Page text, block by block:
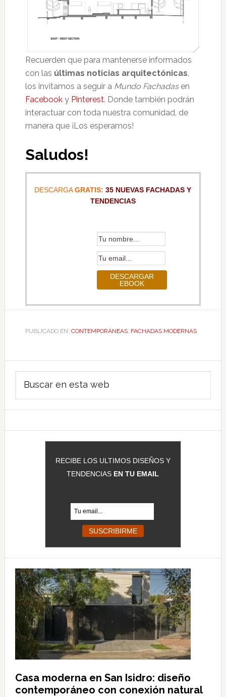
Recuerden que para mantenerse informados
con las últimas noticias arquitectónicas,
los invitamos a seguir a Mundo Fachadasen
Facebooky Pinterest. Donde también podrán
interactuar con toda nuestra comunidad, de
manera que ¡Los esperamos!
Saludos!
DESCARGAGRATIS: 35 NUEVAS FACHADAS Y
TENDENCIAS
PUBLICADO EN: CONTEMPORÁNEAS, FACHADAS MODERNAS
Barra
lateral
principal
RECIBE LOS ULTIMOS DISEÑOS Y
TENDENCIAS EN TU EMAIL
Casa moderna en San Isidro: diseño
contemporáneo con conexión natural